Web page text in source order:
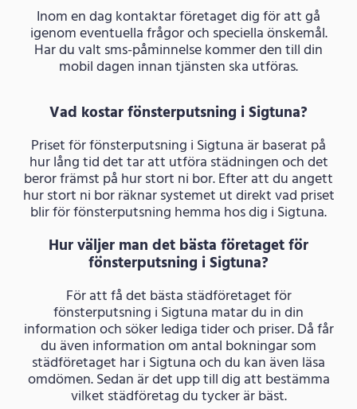
Inom en dag kontaktar företaget dig för att gå
igenom eventuella frågor och speciella önskemål.
Har du valt sms-påminnelse kommer den till din
mobil dagen innan tjänsten ska utföras.
Vad kostar fönsterputsning i Sigtuna?
Priset för fönsterputsning i Sigtuna är baserat på
hur lång tid det tar att utföra städningen och det
beror främst på hur stort ni bor. Efter att du angett
hur stort ni bor räknar systemet ut direkt vad priset
blir för fönsterputsning hemma hos dig i Sigtuna.
Hur väljer man det bästa företaget för
fönsterputsning i Sigtuna?
För att få det bästa städföretaget för
fönsterputsning i Sigtuna matar du in din
information och söker lediga tider och priser. Då får
du även information om antal bokningar som
städföretaget har i Sigtuna och du kan även läsa
omdömen. Sedan är det upp till dig att bestämma
vilket städföretag du tycker är bäst.